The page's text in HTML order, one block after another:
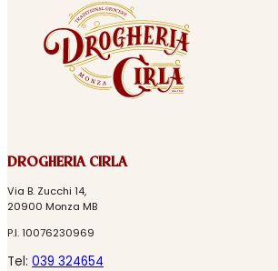
DROGHERIA CIRLA
Via B. Zucchi 14,
20900 Monza MB
P.I. 10076230969
Tel: 039 324654